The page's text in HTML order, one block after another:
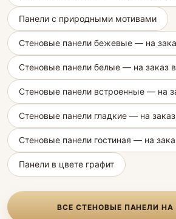
Панели с природными мотивами
Стеновые панели бежевые — на
Стеновые панели белые — на заказ
Стеновые панели встроенные — на
Стеновые панели гладкие — на
Стеновые панели гостиная — на
Панели в цвете графит
ВСЕ СТЕНОВЫЕ ПАНЕЛИ НА